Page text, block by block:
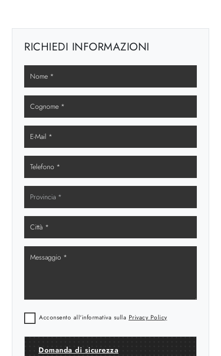
RICHIEDI INFORMAZIONI
Acconsento all'informativa sulla Privacy Policy
Domanda di sicurezza